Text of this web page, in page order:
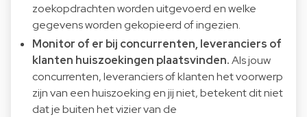
zoekopdrachten worden uitgevoerd en welke
gegevens worden gekopieerd of ingezien.
Monitor of er bij concurrenten, leveranciers of
klanten huiszoekingen plaatsvinden.Als jouw
concurrenten, leveranciers of klanten het voorwerp
zijn van een huiszoeking en jij niet, betekent dit niet
dat je buiten het vizier van de